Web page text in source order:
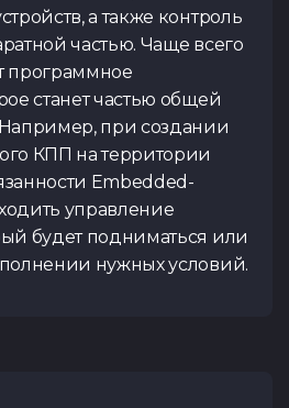
а также контроль
частью. Чаще всего
программное
станет частью общей
при создании
КПП на территории
Embedded-
управление
будет подниматься или
нужных условий.